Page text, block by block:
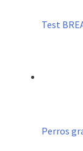
Test
Perros